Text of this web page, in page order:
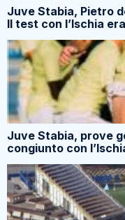
Juve Stabia, Pietro
Il test con l’Ischia
Juve Stabia, prove
congiunto con